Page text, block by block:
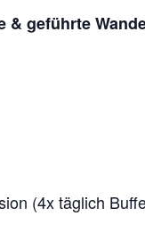
& geführte
(4x täglich